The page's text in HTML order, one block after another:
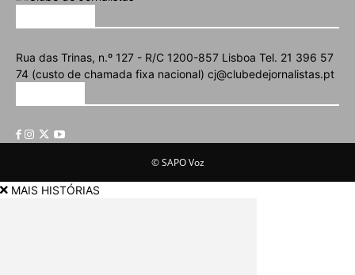
Rua das Trinas, n.º 127 - R/C 1200-857 Lisboa Tel. 21 396 57
74 (custo de chamada fixa nacional) cj@clubedejornalistas.pt
© SAPO Voz
MAIS HISTÓRIAS